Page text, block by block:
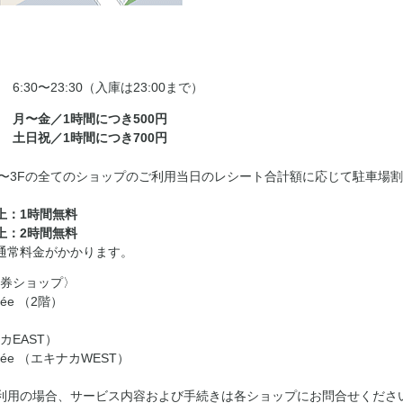
6:30〜23:30（入庫は23:00まで）
月〜金／1時間につき500円
土日祝／1時間につき700円
3Fの全てのショップのご利用当日のレシート合計額に応じて駐車場
：1時間無料
：2時間無料
料金がかかります。
ショップ〉
（2階）
EAST）
（エキナカWEST）
の場合、サービス内容および手続きは各ショップにお問合せくださ